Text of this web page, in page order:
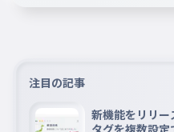
注目の記事
新機能をリリ
タグを複数設